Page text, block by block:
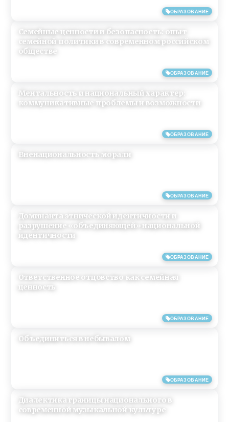
ОБРАЗОВАНИЕ
ОБРАЗОВАНИЕ
Семейные ценности и безопасность: опыт
семейной политики в современном российском
обществе
ОБРАЗОВАНИЕ
Ментальность и национальный характер:
коммуникативные проблемы и возможности
ОБРАЗОВАНИЕ
Вненациональность морали
ОБРАЗОВАНИЕ
Доминанта этнической идентичности и
разрушение «объединяющей» национальной
идентичности
ОБРАЗОВАНИЕ
Ответственное отцовство как семейная
ценность
ОБРАЗОВАНИЕ
Объединиться в небывалом
Диалектика границы национального в
современной музыкальной культуре